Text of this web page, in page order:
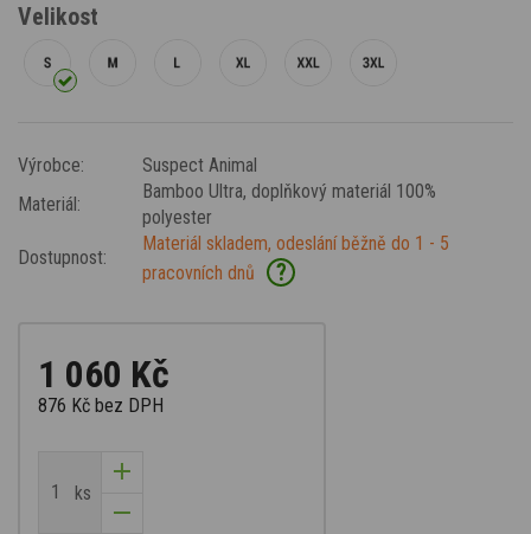
Velikost
Výrobce:
Suspect Animal
Materiál:
Bamboo Ultra, doplňkový materiál 100%
polyester
Dostupnost:
Materiál skladem, odeslání běžně do 1 - 5
pracovních dnů
?
1 060 Kč
876 Kč bez DPH
ks